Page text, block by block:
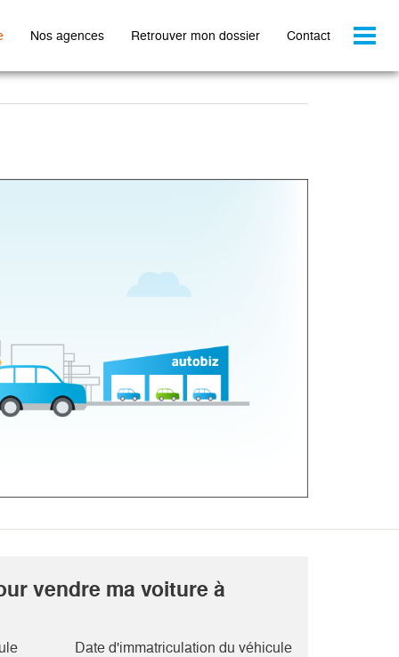
Nos agences Retrouver mon dossier Contact
vendre ma voiture à
Date d'immatriculation du véhicule